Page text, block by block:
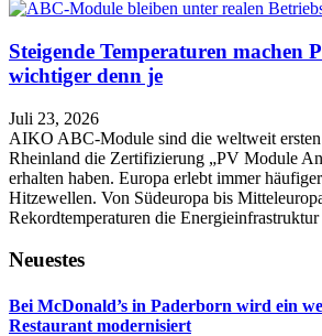
Steigende Temperaturen machen
wichtiger denn je
Juli 23, 2026
AIKO ABC-Module sind die weltweit
Rheinland die Zertifizierung „PV Module
erhalten haben. Europa erlebt immer
Hitzewellen. Von Südeuropa bis
Rekordtemperaturen die
Neuestes
Bei McDonald’s in Paderborn wird ein
Restaurant modernisiert